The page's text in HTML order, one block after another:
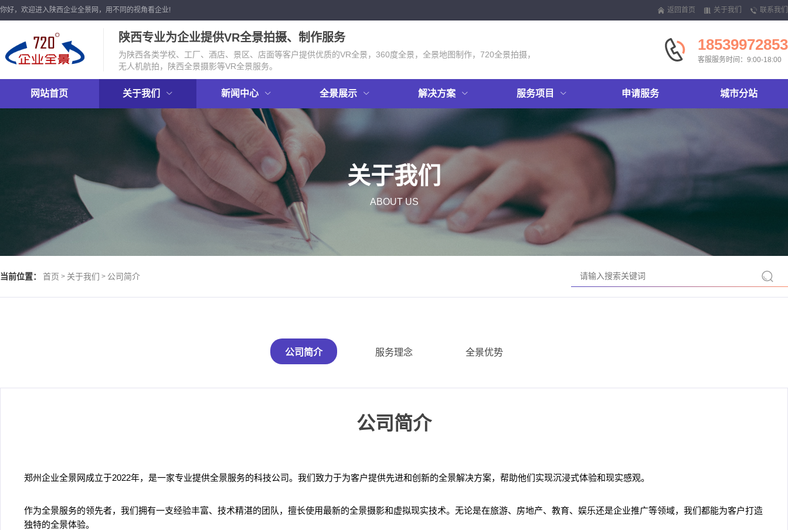
你好，欢迎进入陕西企业全景网，用不同的视角看企业! 返回首页 关于我们 联系我们
陕西专业为企业提供VR全景拍摄、制作服务
为陕西各类学校、工厂、酒店、景区、店面等客户提供优质的VR全景，360度全景，全景地图制作，720全景拍摄，
无人机航拍，陕西全景摄影等VR全景服务。
18539972853
客服服务时间：9:00-18:00
网站首页 关于我们 新闻中心 全景展示 解决方案 服务项目 申请服务 城市分站
关于我们
ABOUT US
当前位置： 首页 > 关于我们 > 公司简介
公司简介 服务理念 全景优势
公司简介
郑州企业全景网成立于2022年，是一家专业提供全景服务的科技公司。我们致力于为客户提供先进和创新的全景解决方案，帮助他们实现沉浸式体验和现实感观。
作为全景服务的领先者，我们拥有一支经验丰富、技术精湛的团队，擅长使用最新的全景摄影和虚拟现实技术。无论是在旅游、房地产、教育、娱乐还是企业推广等领域，我们都能为客户打造
独特的全景体验。